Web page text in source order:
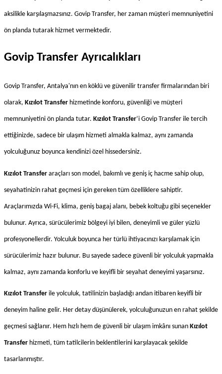
aksilikle karşılaşmazsınız. Govip Transfer, her zaman müşteri memnuniyetini
ön planda tutarak hizmet vermektedir.
Govip Transfer Ayrıcalıkları
Govip Transfer, Antalya'nın en köklü ve güvenilir transfer firmalarından biri
olarak, Kızılot Transfer hizmetinde konforu, güvenliği ve müşteri
memnuniyetini ön planda tutar. Kızılot Transfer’i Govip Transfer ile tercih
ettiğinizde, sadece bir ulaşım hizmeti almakla kalmaz, aynı zamanda
yolculuğunuz boyunca kendinizi özel hissedersiniz.
Kızılot Transfer araçları son model, bakımlı ve geniş iç hacme sahip olup,
seyahatinizin rahat geçmesi için gereken tüm özelliklere sahiptir.
Araçlarımızda Wi-Fi, klima, geniş bagaj alanı, bebek koltuğu gibi seçenekler
bulunur. Ayrıca, sürücülerimiz bölgeyi iyi bilen, deneyimli ve güler yüzlü
profesyonellerdir. Yolculuk boyunca her türlü ihtiyacınızı karşılamak için
sürücülerimiz hazır bulunur. Bu sayede sadece güvenli bir yolculuk yapmakla
kalmaz, aynı zamanda konforlu ve keyifli bir seyahat deneyimi yaşarsınız.
Kızılot Transfer ile yolculuk, tatilinizin başladığı andan itibaren keyifli bir
deneyim haline gelir. Her detay düşünülerek, yolculuğunuzun en rahat şekilde
geçmesi sağlanır. Hem hızlı hem de güvenli bir ulaşım imkânı sunan Kızılot
Transfer hizmeti, tüm tatilcilerin beklentilerini karşılayacak şekilde
tasarlanmıştır.